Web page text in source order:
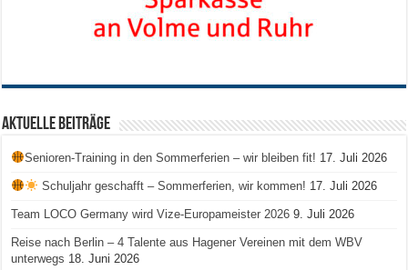
Aktuelle Beiträge
Senioren-Training in den Sommerferien – wir bleiben fit! 17. Juli 2026
Schuljahr geschafft – Sommerferien, wir kommen! 17. Juli 2026
Team LOCO Germany wird Vize-Europameister 2026 9. Juli 2026
Reise nach Berlin – 4 Talente aus Hagener Vereinen mit dem WBV
unterwegs 18. Juni 2026